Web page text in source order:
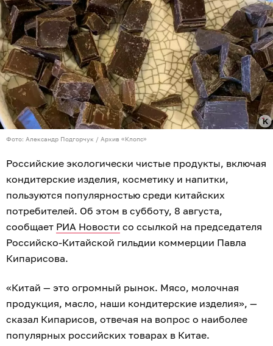
Фото: Александр Подгорчук / Архив «Клопс»
Российские экологически чистые продукты, включая
кондитерские изделия, косметику и напитки,
пользуются популярностью среди китайских
потребителей. Об этом в субботу, 8 августа,
сообщает РИА Новости со ссылкой на председателя
Российско-Китайской гильдии коммерции Павла
Кипарисова.
«Китай — это огромный рынок. Мясо, молочная
продукция, масло, наши кондитерские изделия», —
сказал Кипарисов, отвечая на вопрос о наиболее
популярных российских товарах в Китае.